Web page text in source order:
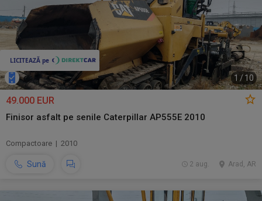
1 /10
49.000 EUR
Finisor asfalt pe senile Caterpillar AP555E 2010
Compactoare | 2010
Sună Arad, AR
2 aug.